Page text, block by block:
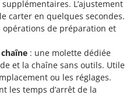
Feuilles
à dos
pour tracteur
L’ajustement
carter en quelques secondes.
opérations de préparation et
: une molette dédiée
et la chaîne sans outils. Utile
ou les réglages.
les temps d’arrêt de la